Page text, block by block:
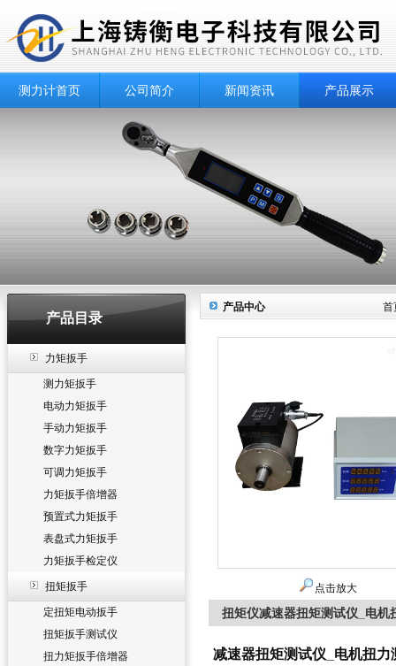
测力计首页 公司简介 新闻资讯 产品展示
产品目录
力矩扳手
测力矩扳手
电动力矩扳手
手动力矩扳手
数字力矩扳手
可调力矩扳手
力矩扳手倍增器
预置式力矩扳手
表盘式力矩扳手
力矩扳手检定仪
扭矩扳手
定扭矩电动扳手
扭矩扳手测试仪
扭力矩扳手倍增器
首
产品中心
点击放大
扭矩仪减速器扭矩测试仪_电机
减速器扭矩测试仪_电机扭力